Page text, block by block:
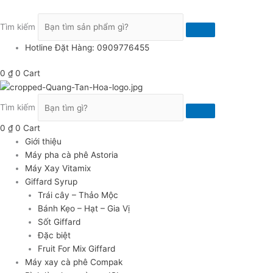
nội
dung
Tìm kiếm
Hotline Đặt Hàng: 0909776455
0 ₫ 0 Cart
Tìm kiếm
0 ₫ 0 Cart
Giới thiệu
Máy pha cà phê Astoria
Máy Xay Vitamix
Giffard Syrup
Trái cây – Thảo Mộc
Bánh Kẹo – Hạt – Gia Vị
Sốt Giffard
Đặc biệt
Fruit For Mix Giffard
Máy xay cà phê Compak
Vải
-
Lychee
số
lượng